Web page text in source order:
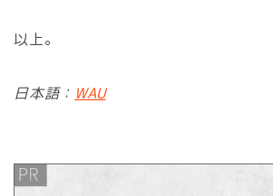
以上。
日本語： WAU